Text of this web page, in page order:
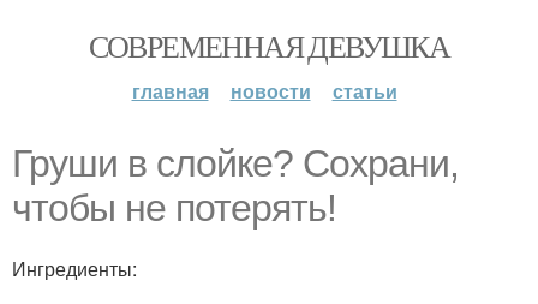
СОВРЕМЕННАЯ ДЕВУШКА
главная новости статьи
Груши в слойке? Сохрани,
чтобы не потерять!
Ингредиенты: